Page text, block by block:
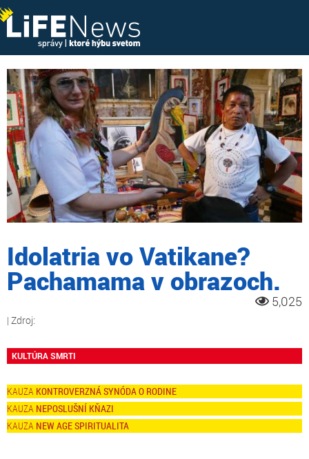
Idolatria vo Vatikane?
Pachamama v obrazoch.
5,025
KULTÚRA SMRTI
KONTROVERZNÁ SYNÓDA O RODINE
NEPOSLUŠNÍ KŇAZI
NEW AGE SPIRITUALITA